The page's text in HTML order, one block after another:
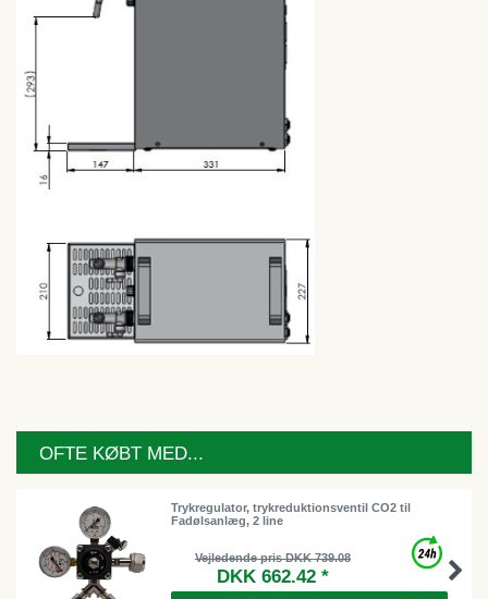
OFTE KØBT MED...
Trykregulator, trykreduktionsventil CO2 til
Fadølsanlæg, 2 line
Vejledende pris DKK 739.08
DKK 662.42 *